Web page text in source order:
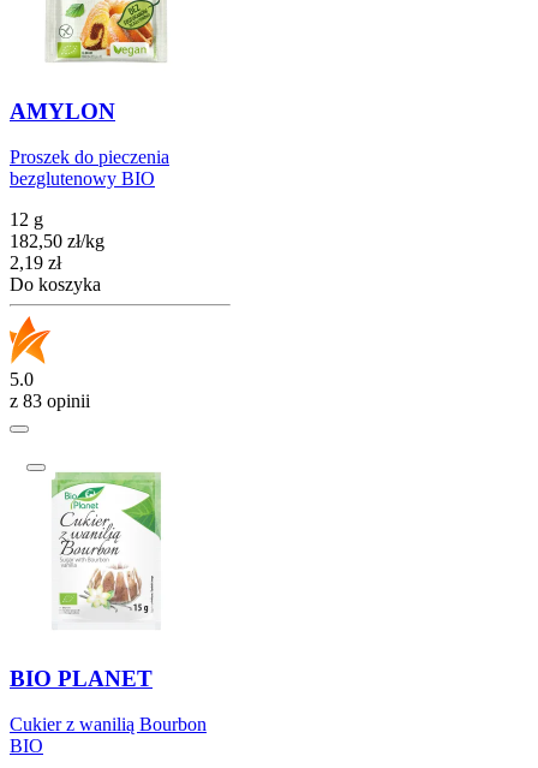
AMYLON
Proszek do pieczenia
bezglutenowy BIO
12 g
182,50 zł/kg
Cena
2,19 zł
Do koszyka
5.0
z 83 opinii
BIO PLANET
Cukier z wanilią Bourbon
BIO